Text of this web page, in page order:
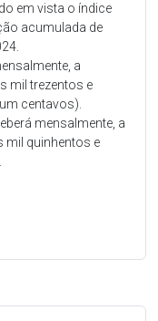
em vista o índice
acumulada de
a
mil trezentos e
centavos).
mensalmente, a
mil quinhentos e